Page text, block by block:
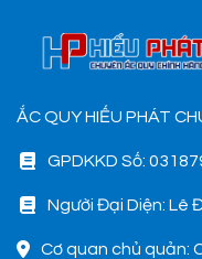
ẮC QUY HIẾU PHÁT
GPDKKD Số:
Người Đại Diện: Lê
Cơ quan chủ quản: